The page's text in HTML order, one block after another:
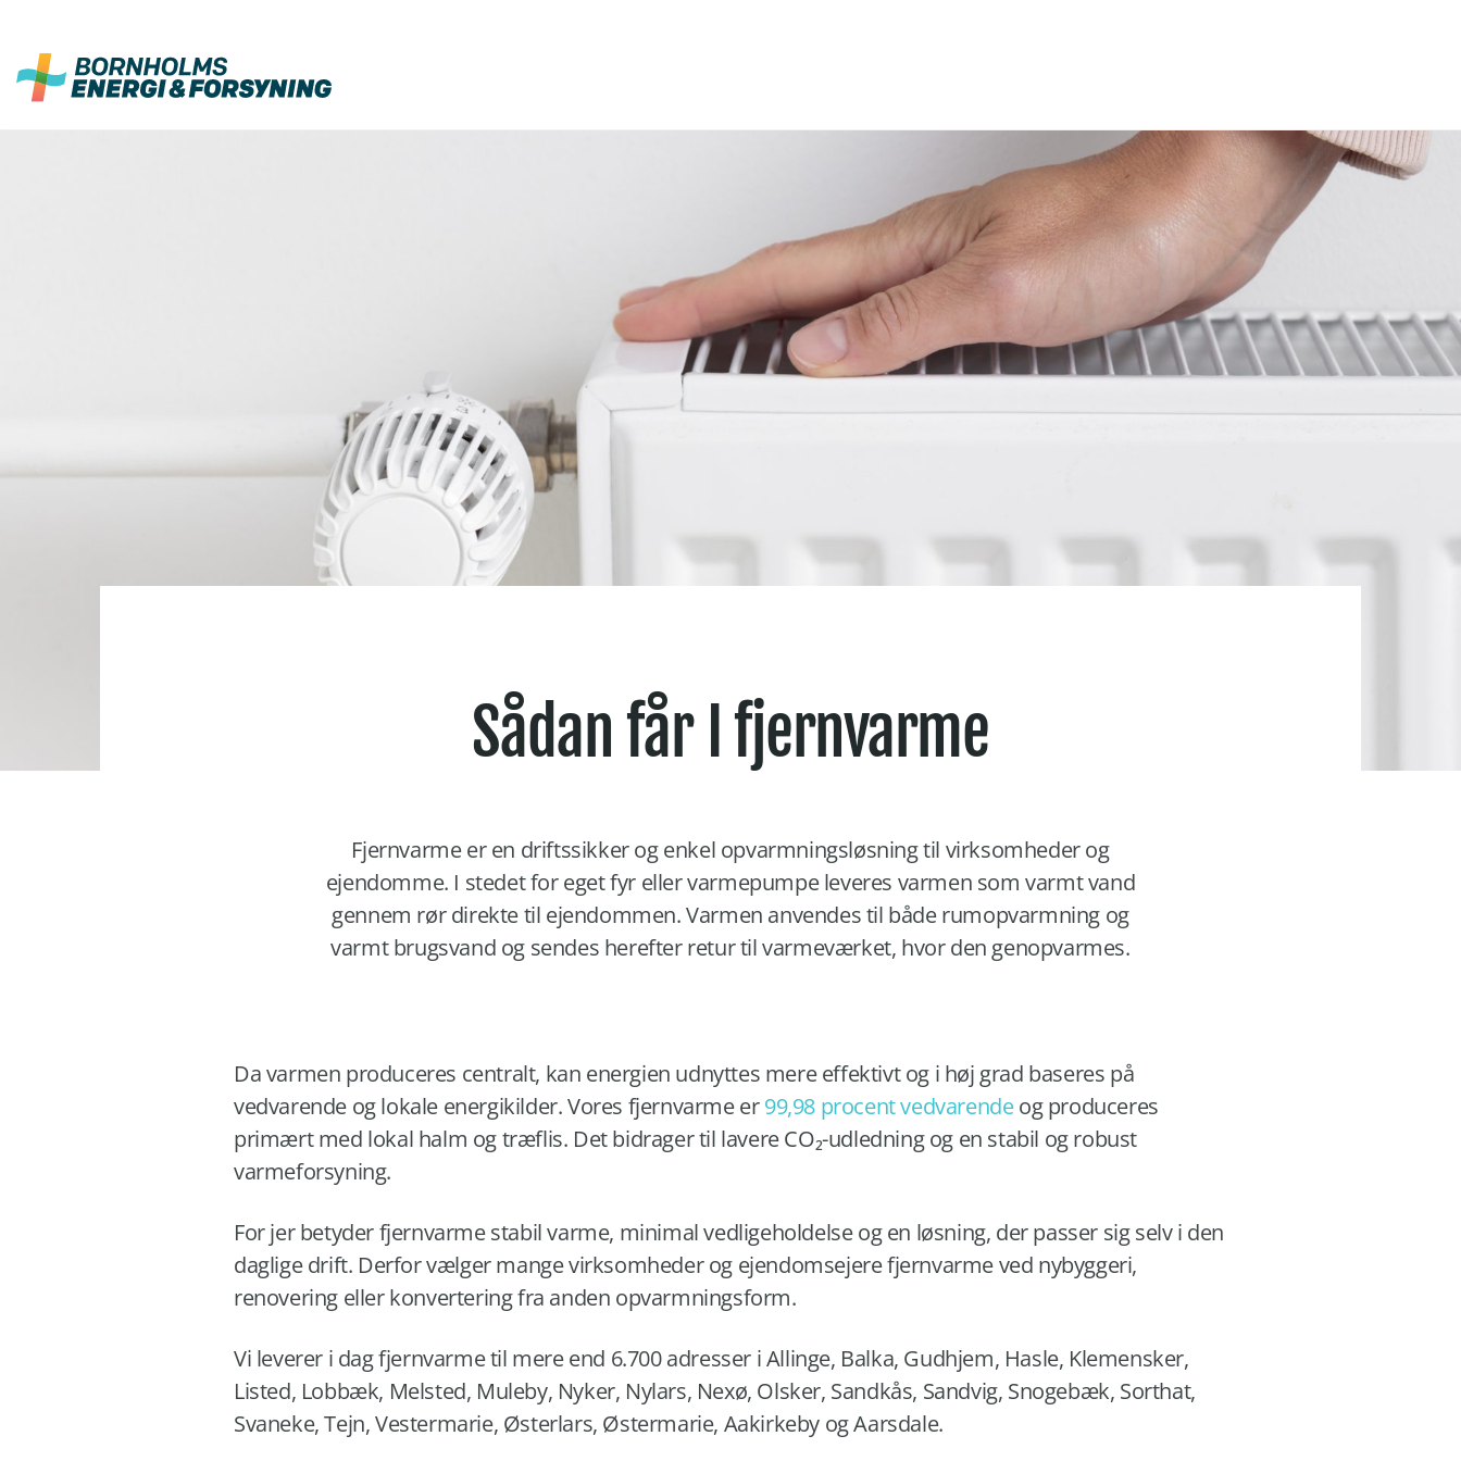
indhold
Sådan får I fjernvarme
Fjernvarme er en driftssikker og enkel opvarmningsløsning til virksomheder og
ejendomme. I stedet for eget fyr eller varmepumpe leveres varmen som varmt vand
gennem rør direkte til ejendommen. Varmen anvendes til både rumopvarmning og
varmt brugsvand og sendes herefter retur til varmeværket, hvor den genopvarmes.
Da varmen produceres centralt, kan energien udnyttes mere effektivt og i høj grad baseres på
vedvarende og lokale energikilder. Vores fjernvarme er99,98 procent vedvarendeog produceres
primært med lokal halm og træflis. Det bidrager til lavere CO₂-udledning og en stabil og robust
varmeforsyning.
For jer betyder fjernvarme stabil varme, minimal vedligeholdelse og en løsning, der passer sig selv i den
daglige drift. Derfor vælger mange virksomheder og ejendomsejere fjernvarme ved nybyggeri,
renovering eller konvertering fra anden opvarmningsform.
Vi leverer i dag fjernvarme til mere end 6.700 adresser i Allinge, Balka, Gudhjem, Hasle, Klemensker,
Listed, Lobbæk, Melsted, Muleby, Nyker, Nylars, Nexø, Olsker, Sandkås, Sandvig, Snogebæk, Sorthat,
Svaneke, Tejn, Vestermarie, Østerlars, Østermarie, Aakirkeby og Aarsdale.